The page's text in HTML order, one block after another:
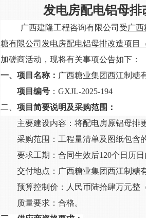
发电房配电铝母排
广西建隆工程咨询有限公司受广
糖有限公司发电房配电铝母排改造项目
加磋商活动，现将有关事项公告如下：
一、项目名称： 广西糖业集团西江制糖
项目编号： GXJL-2025-194
二、 项目简要说明及采购范围：
主要建设内容： 将配电房原铝母排
采购范围：工程量清单及图纸包含
要求工期： 合同生效后120个日历
交付地点： 广西糖业集团西江制糖
预算控制价： 人民币陆拾肆万元整
质量要求：合格。